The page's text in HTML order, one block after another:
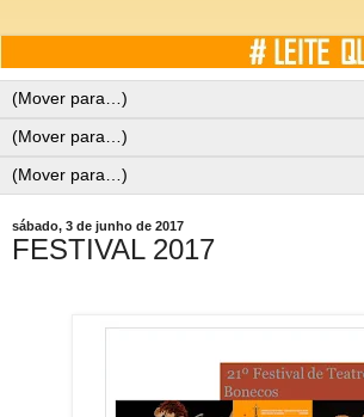
sábado, 3 de junho de 2017
FESTIVAL 2017